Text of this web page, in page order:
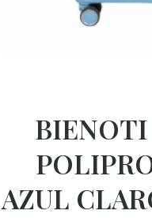
AZUL